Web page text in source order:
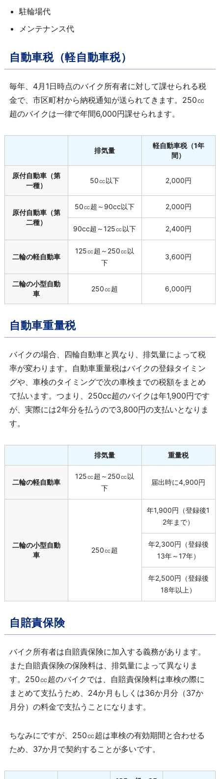
駐輪場代
メンテナンス代
自動車税（軽自動車税）
毎年、4月1日時点のバイク所有者に対して課せられる税
金で、市区町村から納税通知が送られてきます。 250㏄
超のバイクは一律で年間6,000円課せられます。
排気量
軽自動車税（1年
間）
原付自動車（第
一種）
50㏄以下 2,000円
原付自動車（第
二種）
50㏄超～ 90cc以下 2,000円
90cc超～125㏄以下 2,400円
二輪の軽自動車
125㏄超～ 250㏄以
下
3,600円
二輪の小型自動
車
250㏄超 6,000円
自動車重量税
バイクの場合、四輪自動車と異なり、排気量によって税
率が変わります。自動車重量税はバイクの登録タイミン
グや、車検のタイミングで次の車検までの税額をまとめ
て払います。つまり、 250cc超のバイクは年1,900円です
が、実際には2年分を払うので3,800円の支払いとなりま
す。
排気量 重量税
二輪の軽自動車
125㏄超～ 250㏄以
下
届出時に4,900円
二輪の小型自動
車
250㏄超
年1,900円（登録後1
2年まで）
年2,300円（登録後
13年～17年）
年2,500円（登録後
18年以上）
自賠責保険
バイク所有者は自賠責保険に加入する義務があります。
また自賠責保険の保険料は、排気量によって異なりま
す。 250㏄超のバイクでは、自賠責保険料は車検の際に
まとめて支払うため、 24か月もしくは36か月分（37か
月分）の料金で支払うことになります。
ちなみにですが、 250㏄超は車検の有効期間と合わせる
ため、 37か月で契約することが多いです。